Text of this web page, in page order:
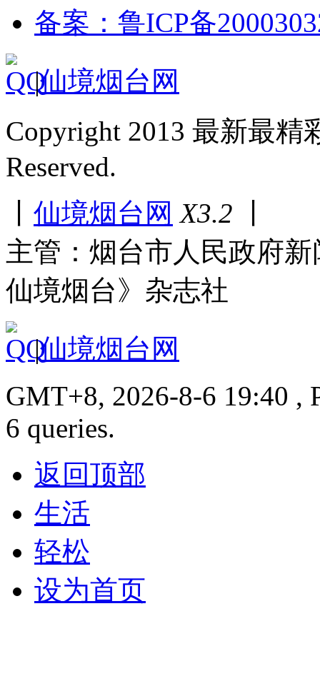
备案：鲁ICP备
|仙境烟台网
Copyright 2013 最新最
Reserved.
仙境烟台网 X3.2
主管：烟台市人民政府
仙境烟台》杂志社
|仙境烟台网
GMT+8, 2026-8-6 19:40 ,
6 queries.
返回顶部
生活
轻松
设为首页